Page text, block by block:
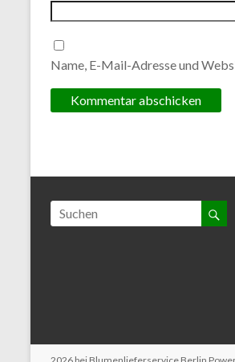
Name, E-Mail-Adresse und